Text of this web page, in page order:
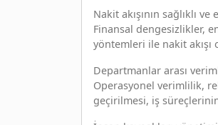
Nakit akışının sağlıklı
Finansal dengesizlikler,
yöntemleri ile nakit
Departmanlar arası
Operasyonel verimlilik,
geçirilmesi, iş